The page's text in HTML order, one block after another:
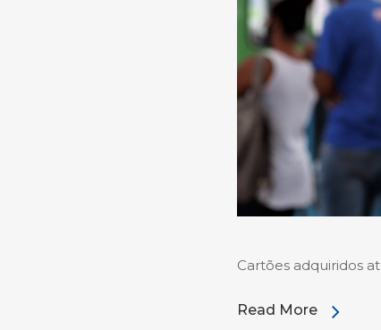
Cartões adquiridos
Read More